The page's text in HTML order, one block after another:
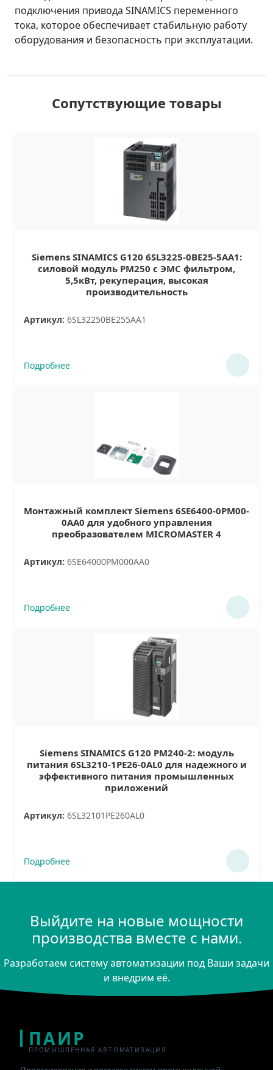
подключения привода SINAMICS переменного
тока, которое обеспечивает стабильную работу
оборудования и безопасность при эксплуатации.
Сопутствующие товары
Siemens SINAMICS G120 6SL3225-0BE25-5AA1:
силовой модуль PM250 с ЭМС фильтром,
5,5кВт, рекуперация, высокая
производительность
Артикул: 6SL32250BE255AA1
Подробнее
Монтажный комплект Siemens 6SE6400-0PM00-
0AA0 для удобного управления
преобразователем MICROMASTER 4
Артикул: 6SE64000PM000AA0
Подробнее
Siemens SINAMICS G120 PM240-2: модуль
питания 6SL3210-1PE26-0AL0 для надежного и
эффективного питания промышленных
приложений
Артикул: 6SL32101PE260AL0
Подробнее
Выйдите на новые мощности
производства вместе с нами.
Разработаем систему автоматизации под Ваши задачи
и внедрим её.
ПАИР
ПРОМЫШЛЕННАЯ АВТОМАТИЗАЦИЯ